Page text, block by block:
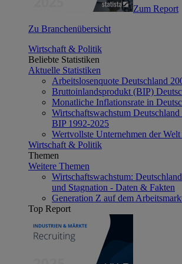
Zum Report
Zu Branchenübersicht
Wirtschaft & Politik
Beliebte Statistiken
Aktuelle Statistiken
Arbeitslosenquote Deutschland
Bruttoinlandsprodukt (BIP)
Monatliche Inflationsrate in
Wirtschaftswachstum Deutschland
BIP 1992-2025
Wertvollste Unternehmen der
Wirtschaft & Politik
Themen
Weitere Themen
Wirtschaftswachstum:
und Stagnation - Daten & Fakten
Generation Z auf dem
Top Report